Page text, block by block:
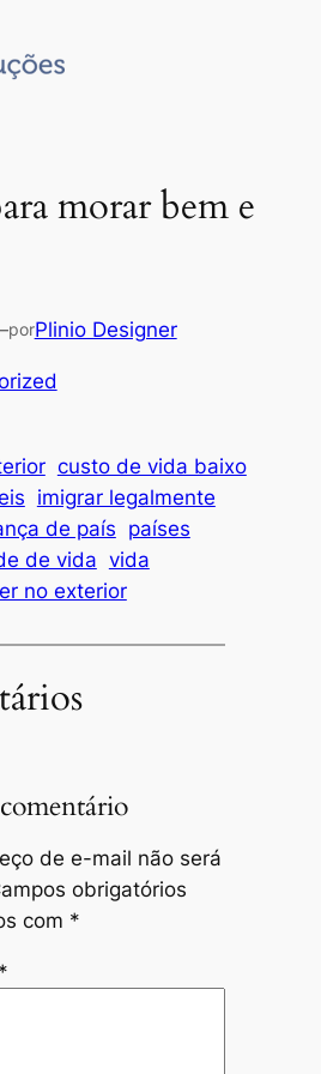
morar bem e
porPlinio Designer
custo de vida baixo
imigrar legalmente
de país
países
de vida vida
no exterior
de e-mail não será
obrigatórios
com *
*